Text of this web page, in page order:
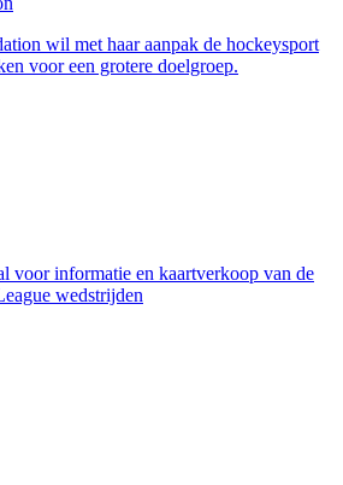
wil met haar aanpak de hockeysport
voor een grotere doelgroep.
voor informatie en kaartverkoop van de
wedstrijden